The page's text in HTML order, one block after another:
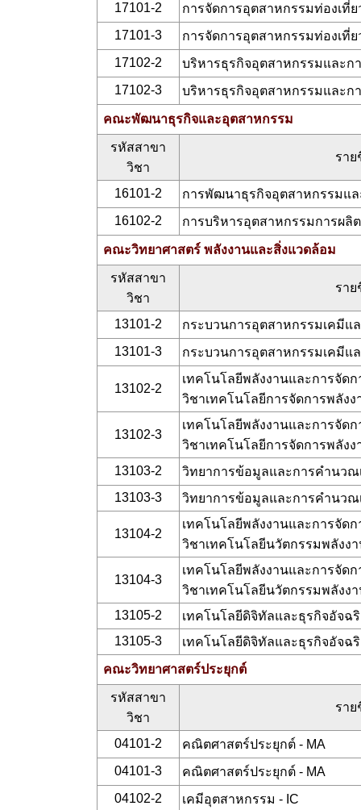
17101-2
การจัดการอุตสาหกรรมท่องเที่ย
17101-3
การจัดการอุตสาหกรรมท่องเที่ย
17102-2
บริหารธุรกิจอุตสาหกรรมและก
17102-3
บริหารธุรกิจอุตสาหกรรมและก
คณะพัฒนาธุรกิจและอุตสาหกรรม
รหัสสาขา
วิชา
รา
16101-2
การพัฒนาธุรกิจอุตสาหกรรมแ
16102-2
การบริหารอุตสาหกรรมการผลิ
คณะวิทยาศาสตร์ พลังงานและสิ่งแวดล้อม
รหัสสาขา
วิชา
รา
13101-2
กระบวนการอุตสาหกรรมเคมีแ
13101-3
กระบวนการอุตสาหกรรมเคมีแ
13102-2
เทคโนโลยีพลังงานและการจัด
วิชาเทคโนโลยีการจัดการพลังง
13102-3
เทคโนโลยีพลังงานและการจัด
วิชาเทคโนโลยีการจัดการพลังง
13103-2
วิทยาการข้อมูลและการคำนวณ
13103-3
วิทยาการข้อมูลและการคำนวณ
13104-2
เทคโนโลยีพลังงานและการจัด
วิชาเทคโนโลยีนวัตกรรมพลังงา
13104-3
เทคโนโลยีพลังงานและการจัด
วิชาเทคโนโลยีนวัตกรรมพลังงา
13105-2
เทคโนโลยีดิจิทัลและธุรกิจอัจฉริ
13105-3
เทคโนโลยีดิจิทัลและธุรกิจอัจฉริ
คณะวิทยาศาสตร์ประยุกต์
รหัสสาขา
วิชา
รา
04101-2
คณิตศาสตร์ประยุกต์ - MA
04101-3
คณิตศาสตร์ประยุกต์ - MA
04102-2
เคมีอุตสาหกรรม - IC